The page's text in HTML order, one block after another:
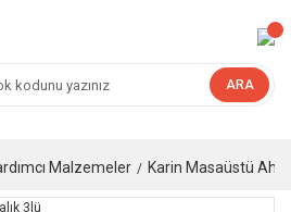
ARA
Malzemeler Karin Masaüstü